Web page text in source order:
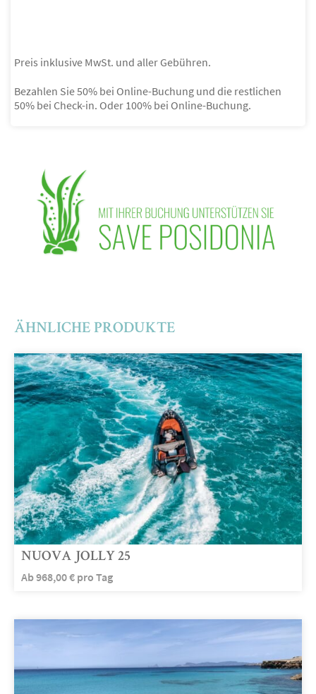
Preis inklusive MwSt. und aller Gebühren.
Bezahlen Sie 50% bei Online-Buchung und die restlichen
50% bei Check-in. Oder 100% bei Online-Buchung.
ÄHNLICHE PRODUKTE
NUOVA JOLLY 25
Ab968,00€ pro Tag